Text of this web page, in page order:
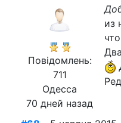
Повідомлень:
711
Одесса
70 дней назад
из